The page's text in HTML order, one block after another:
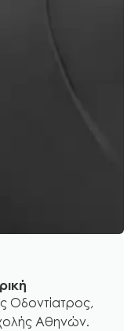
Οδοντίατρος,
Αθηνών.